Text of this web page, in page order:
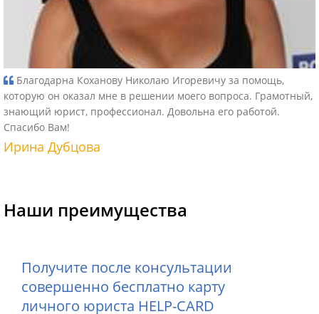
Благодарна Коханову Николаю Игоревичу за помощь,
которую он оказал мне в решении моего вопроса. Грамотный,
знающий юрист, профессионал. Довольна его работой.
Спасибо Вам!
Ирина Дубцова
Наши преимущества
Получите после консультации
совершенно бесплатно карту
личного юриста HELP-CARD